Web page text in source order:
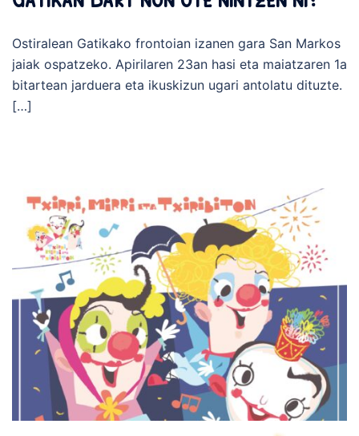
Ostiralean Gatikako frontoian izanen gara San Markos
jaiak ospatzeko. Apirilaren 23an hasi eta maiatzaren 1a
bitartean jarduera eta ikuskizun ugari antolatu dituzte.
[…]